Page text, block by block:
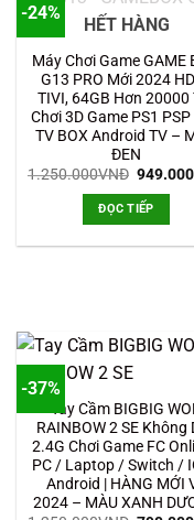
-24%
HẾT HÀNG
Máy Chơi Game GAME
G13 PRO Mới 2024
TIVI, 64GB Hơn 20000
Chơi 3D Game PS1 PSP
TV BOX Android TV –
ĐEN
1.250.000VNĐ Giá
là:
949.000
ĐỌC TIẾP
-37%
Tay Cầm BIGBIG
RAINBOW 2 SE Không
2.4G Chơi Game FC
PC / Laptop / Switch /
Android | HÀNG MỚI
2024 – MÀU XANH